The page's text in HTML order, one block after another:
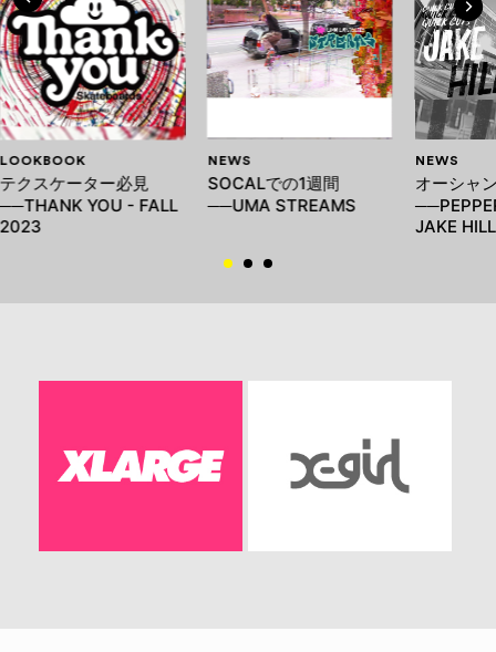
LOOKBOOK
テクスケーター必見
──THANK YOU - FALL
2023
NEWS
SOCALでの1週間
──UMA STREAMS
NEWS
オーシャ
JAKE HILL